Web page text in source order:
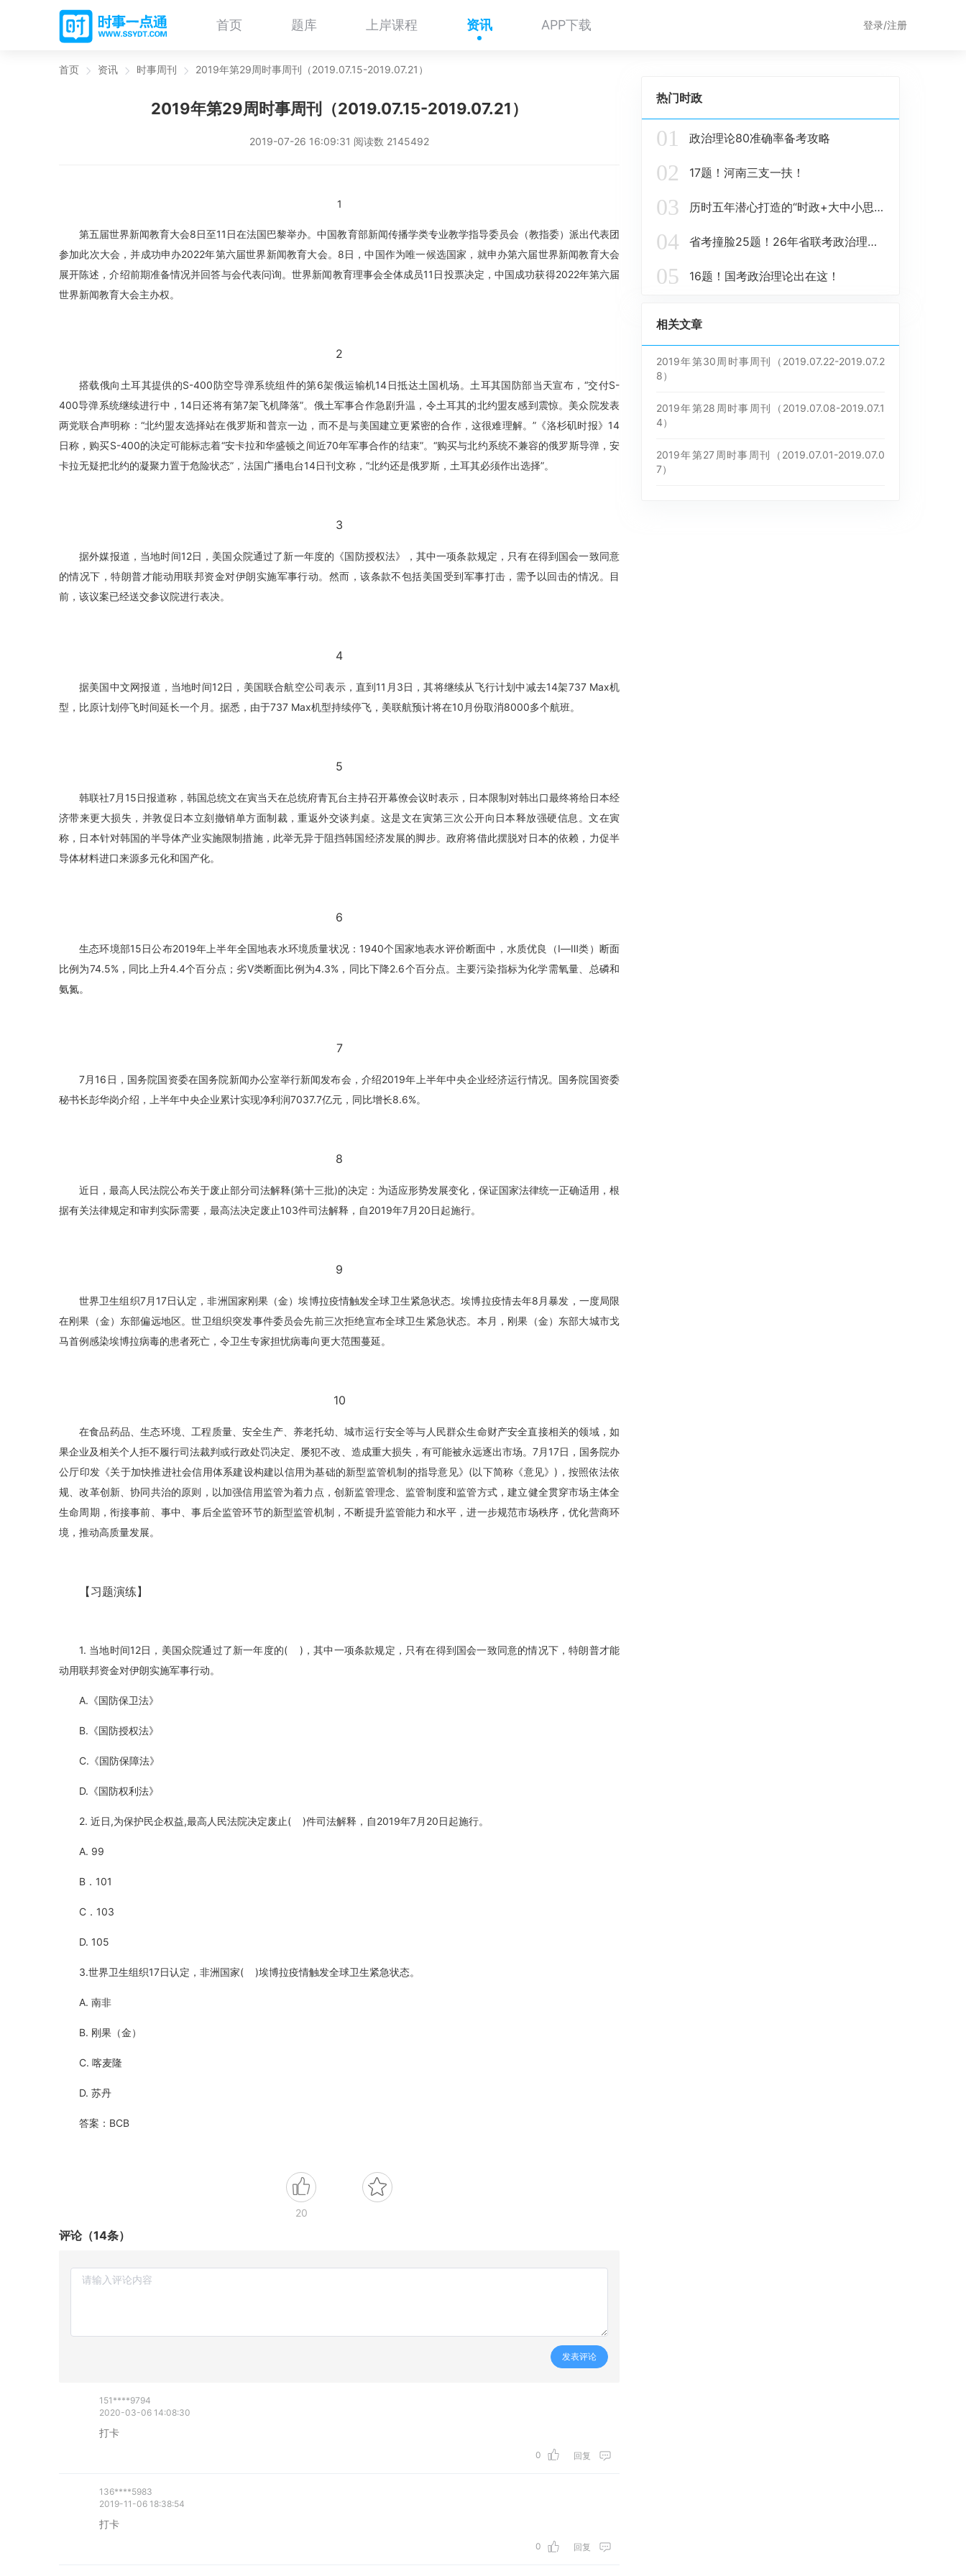
首页 题库 上岸课程 资讯 APP下载 登录/注册
首页 资讯 时事周刊 2019年第29周时事周刊（2019.07.15-2019.07.21）
2019年第29周时事周刊（2019.07.15-2019.07.21）
2019-07-26 16:09:31 阅读数 2145492
1
第五届世界新闻教育大会8日至11日在法国巴黎举办。中国教育部新闻传播学类专业教学指导委员会（教指委）派出代表团
参加此次大会，并成功申办2022年第六届世界新闻教育大会。8日，中国作为唯一候选国家，就申办第六届世界新闻教育大会
展开陈述，介绍前期准备情况并回答与会代表问询。世界新闻教育理事会全体成员11日投票决定，中国成功获得2022年第六届
世界新闻教育大会主办权。
2
搭载俄向土耳其提供的S-400防空导弹系统组件的第6架俄运输机14日抵达土国机场。土耳其国防部当天宣布，“交付S-
400导弹系统继续进行中，14日还将有第7架飞机降落”。俄土军事合作急剧升温，令土耳其的北约盟友感到震惊。美众院发表
两党联合声明称：“北约盟友选择站在俄罗斯和普京一边，而不是与美国建立更紧密的合作，这很难理解。”《洛杉矶时报》14
日称，购买S-400的决定可能标志着“安卡拉和华盛顿之间近70年军事合作的结束”。“购买与北约系统不兼容的俄罗斯导弹，安
卡拉无疑把北约的凝聚力置于危险状态”，法国广播电台14日刊文称，“北约还是俄罗斯，土耳其必须作出选择”。
3
据外媒报道，当地时间12日，美国众院通过了新一年度的《国防授权法》，其中一项条款规定，只有在得到国会一致同意
的情况下，特朗普才能动用联邦资金对伊朗实施军事行动。然而，该条款不包括美国受到军事打击，需予以回击的情况。目
前，该议案已经送交参议院进行表决。
4
据美国中文网报道，当地时间12日，美国联合航空公司表示，直到11月3日，其将继续从飞行计划中减去14架737 Max机
型，比原计划停飞时间延长一个月。据悉，由于737 Max机型持续停飞，美联航预计将在10月份取消8000多个航班。
5
韩联社7月15日报道称，韩国总统文在寅当天在总统府青瓦台主持召开幕僚会议时表示，日本限制对韩出口最终将给日本经
济带来更大损失，并敦促日本立刻撤销单方面制裁，重返外交谈判桌。这是文在寅第三次公开向日本释放强硬信息。文在寅
称，日本针对韩国的半导体产业实施限制措施，此举无异于阻挡韩国经济发展的脚步。政府将借此摆脱对日本的依赖，力促半
导体材料进口来源多元化和国产化。
6
生态环境部15日公布2019年上半年全国地表水环境质量状况：1940个国家地表水评价断面中，水质优良（Ⅰ—Ⅲ类）断面
比例为74.5%，同比上升4.4个百分点；劣Ⅴ类断面比例为4.3%，同比下降2.6个百分点。主要污染指标为化学需氧量、总磷和
氨氮。
7
7月16日，国务院国资委在国务院新闻办公室举行新闻发布会，介绍2019年上半年中央企业经济运行情况。国务院国资委
秘书长彭华岗介绍，上半年中央企业累计实现净利润7037.7亿元，同比增长8.6%。
8
近日，最高人民法院公布关于废止部分司法解释(第十三批)的决定：为适应形势发展变化，保证国家法律统一正确适用，根
据有关法律规定和审判实际需要，最高法决定废止103件司法解释，自2019年7月20日起施行。
9
世界卫生组织7月17日认定，非洲国家刚果（金）埃博拉疫情触发全球卫生紧急状态。埃博拉疫情去年8月暴发，一度局限
在刚果（金）东部偏远地区。世卫组织突发事件委员会先前三次拒绝宣布全球卫生紧急状态。本月，刚果（金）东部大城市戈
马首例感染埃博拉病毒的患者死亡，令卫生专家担忧病毒向更大范围蔓延。
10
在食品药品、生态环境、工程质量、安全生产、养老托幼、城市运行安全等与人民群众生命财产安全直接相关的领域，如
果企业及相关个人拒不履行司法裁判或行政处罚决定、屡犯不改、造成重大损失，有可能被永远逐出市场。7月17日，国务院办
公厅印发《关于加快推进社会信用体系建设构建以信用为基础的新型监管机制的指导意见》(以下简称《意见》)，按照依法依
规、改革创新、协同共治的原则，以加强信用监管为着力点，创新监管理念、监管制度和监管方式，建立健全贯穿市场主体全
生命周期，衔接事前、事中、事后全监管环节的新型监管机制，不断提升监管能力和水平，进一步规范市场秩序，优化营商环
境，推动高质量发展。
【习题演练】
1. 当地时间12日，美国众院通过了新一年度的( )，其中一项条款规定，只有在得到国会一致同意的情况下，特朗普才能
动用联邦资金对伊朗实施军事行动。
A.《国防保卫法》
B.《国防授权法》
C.《国防保障法》
D.《国防权利法》
2. 近日,为保护民企权益,最高人民法院决定废止( )件司法解释，自2019年7月20日起施行。
A. 99
B．101
C．103
D. 105
3.世界卫生组织17日认定，非洲国家( )埃博拉疫情触发全球卫生紧急状态。
A. 南非
B. 刚果（金）
C. 喀麦隆
D. 苏丹
答案：BCB
20
评论（14条）
发表评论
151****9794
2020-03-06 14:08:30
打卡
0 回复
136****5983
2019-11-06 18:38:54
打卡
0 回复
热门时政
01 政治理论80准确率备考攻略
02 17题！河南三支一扶！
03 历时五年潜心打造的“时政+大中小思政题库一体化”课题圆满收官！
04 省考撞脸25题！26年省联考政治理论这些在这里！
05 16题！国考政治理论出在这！
相关文章
2019年第30周时事周刊（2019.07.22-2019.07.2
8）
2019年第28周时事周刊（2019.07.08-2019.07.1
4）
2019年第27周时事周刊（2019.07.01-2019.07.0
7）